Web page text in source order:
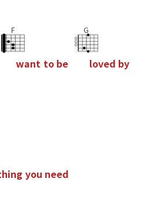
F
want to be
G
loved by
hing you need